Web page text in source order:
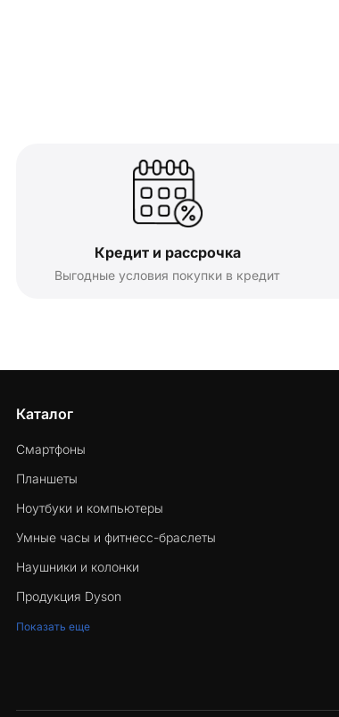
Кредит и рассрочка
Выгодные условия покупки в кредит
Каталог
Смартфоны
Планшеты
Ноутбуки и компьютеры
Умные часы и фитнесс-браслеты
Наушники и колонки
Продукция Dyson
Показать еще